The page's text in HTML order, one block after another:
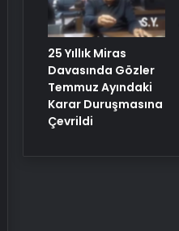
25 Yıllık Miras
Davasında Gözler
Temmuz Ayındaki
Karar Duruşmasına
Çevrildi